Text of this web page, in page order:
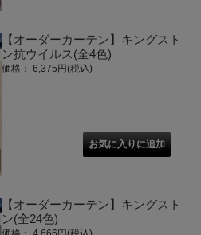
【オーダーカーテン】キングスト
ン抗ウイルス(全4色)
価格： 6,375円(税込)
【オーダーカーテン】キングスト
ン(全24色)